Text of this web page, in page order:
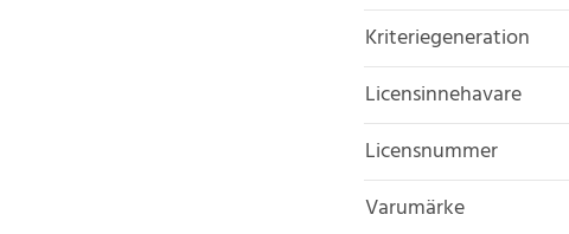
Kriteriegeneration
Licensinnehavare
Licensnummer
Varumärke